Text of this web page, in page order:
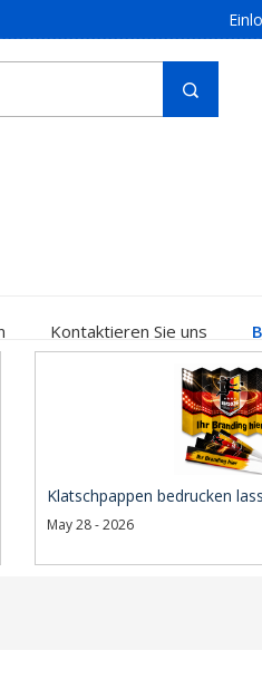
Kontaktieren Sie uns
Klatschpappen bedrucken
May 28 - 2026